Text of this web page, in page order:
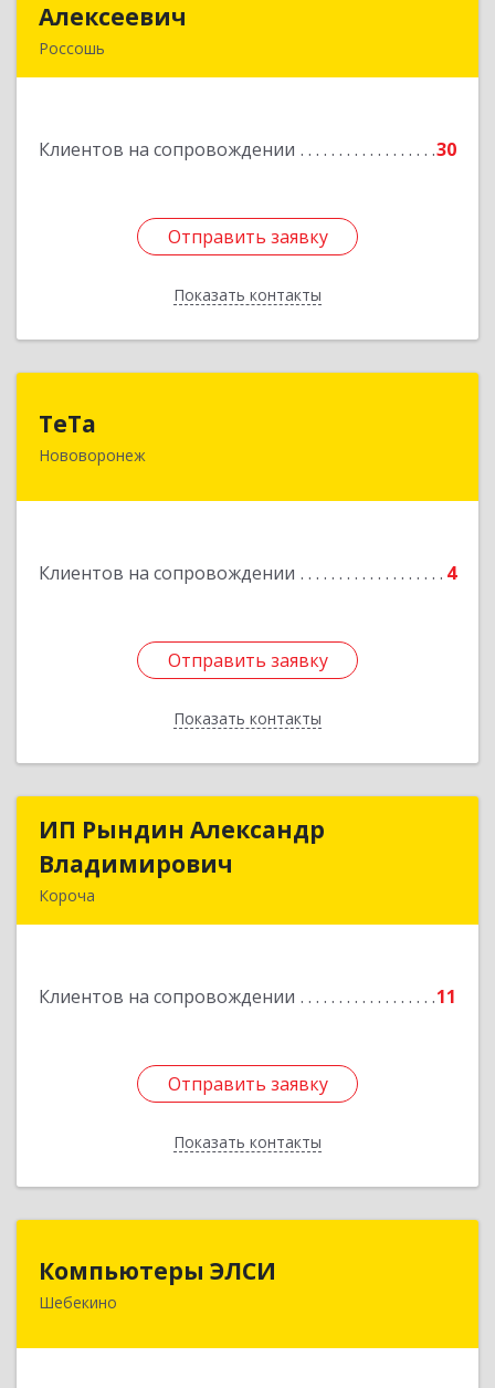
Алексеевич
Россошь
Клиентов на сопровождении 30
Отправить заявку
Показать контакты
Подробнее
Отправить заявку
Назад
ТеТа
Нововоронеж
Клиентов на сопровождении 4
Отправить заявку
Показать контакты
396 073, Нововоронеж г, а/я, дом № 30
Отправить заявку
Назад
ИП Рындин Александр
Владимирович
Короча
Клиентов на сопровождении 11
Отправить заявку
Показать контакты
ИП Рындин Александр
Подробнее
Отправить заявку
Назад
Компьютеры ЭЛСИ
Шебекино